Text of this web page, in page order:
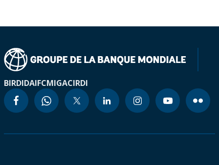
BIRDIDAIFCMIGACIRDI